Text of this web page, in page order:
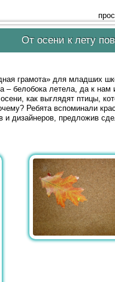
От осени к лету
грамота» для младших
– белобока летела, да к
как выглядят птицы,
Ребята вспоминали
и дизайнеров, предложив